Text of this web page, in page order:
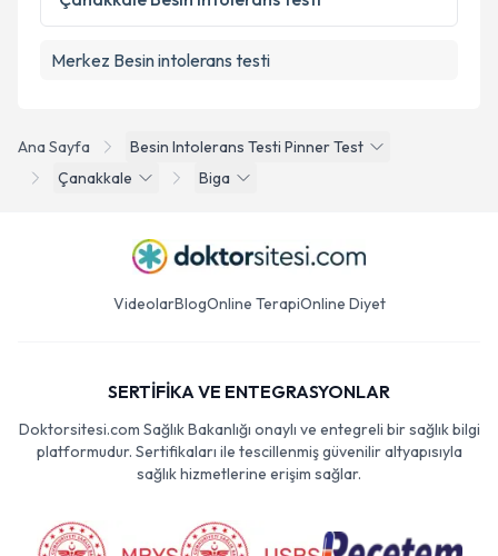
kapsamda işlenmesini kabul ediyorum.
Ana Sayfa
Besin Intolerans Testi Pinner Test
Çanakkale
Biga
Merkez Besin intolerans testi
VideolarBlogOnline TerapiOnline Diyet
SERTİFİKA VE ENTEGRASYONLAR
Doktorsitesi.com Sağlık Bakanlığı onaylı ve entegreli bir sağlık bilgi
platformudur. Sertifikaları ile tescillenmiş güvenilir altyapısıyla
sağlık hizmetlerine erişim sağlar.